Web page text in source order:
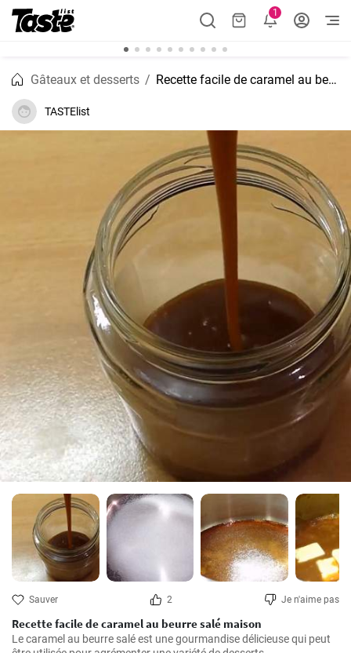
1
Gâteaux et desserts Recette facile de caramel au beurre salé maison
TASTElist
Sauver 2 Je n'aime pas
Recette facile de caramel au beurre salé maison
Le caramel au beurre salé est une gourmandise délicieuse qui peut